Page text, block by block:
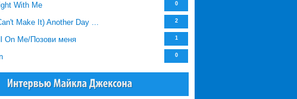
With Me 0
Make It) Another Day ... 2
On Me/Позови меня 1
0